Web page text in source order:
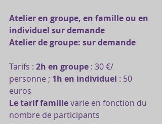
Atelier en groupe, en famille ou en
individuel sur demande
Atelier de groupe: sur demande
Tarifs : 2h en groupe : 30 €/
personne ; 1h en individuel : 50
euros
Le tarif famille varie en fonction du
nombre de participants